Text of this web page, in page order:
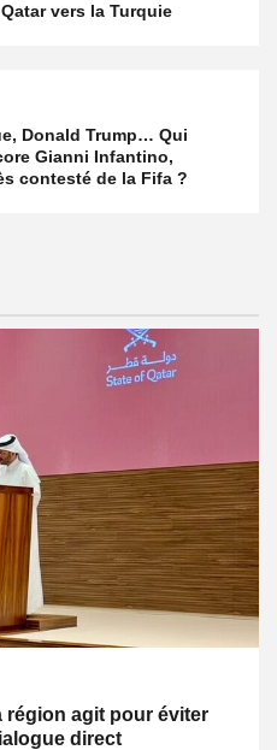
vers la Turquie
Donald Trump… Qui
Gianni Infantino,
contesté de la Fifa ?
région agit pour éviter
direct